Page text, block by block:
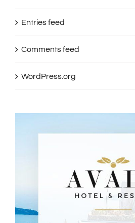
Entries feed
Comments feed
WordPress.org